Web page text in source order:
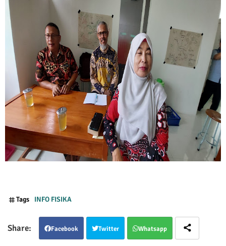
Tags INFO FISIKA
Facebook Twitter Whatsapp